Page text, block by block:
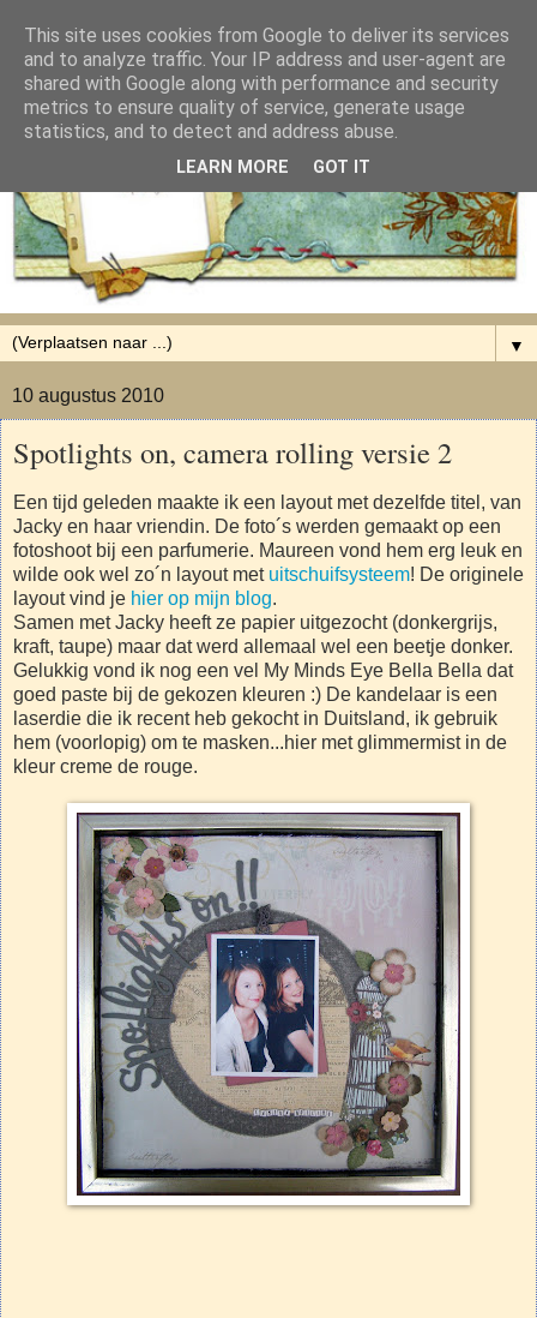
▼
10 augustus 2010
Spotlights on, camera rolling versie 2
Een tijd geleden maakte ik een layout met dezelfde titel, van
Jacky en haar vriendin. De foto´s werden gemaakt op een
fotoshoot bij een parfumerie. Maureen vond hem erg leuk en
wilde ook wel zo´n layout met uitschuifsysteem! De originele
layout vind je hier op mijn blog.
Samen met Jacky heeft ze papier uitgezocht (donkergrijs,
kraft, taupe) maar dat werd allemaal wel een beetje donker.
Gelukkig vond ik nog een vel My Minds Eye Bella Bella dat
goed paste bij de gekozen kleuren :) De kandelaar is een
laserdie die ik recent heb gekocht in Duitsland, ik gebruik
hem (voorlopig) om te masken...hier met glimmermist in de
kleur creme de rouge.
This site uses cookies from Google to deliver its services
and to analyze traffic. Your IP address and user-agent are
shared with Google along with performance and security
metrics to ensure quality of service, generate usage
statistics, and to detect and address abuse.
LEARN MORE GOT IT